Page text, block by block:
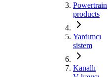
Powertrain
products
Yardımcı
sistem
Kanallı